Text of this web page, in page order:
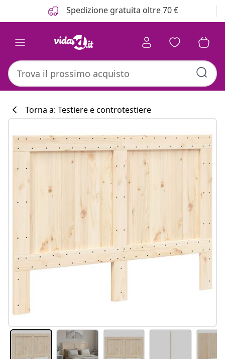
Spedizione gratuita oltre 70 €
Torna a: Testiere e controtestiere